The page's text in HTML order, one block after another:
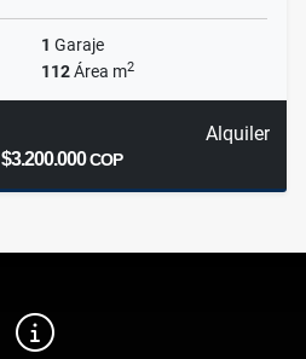
1 Garaje
112Área m2
Alquiler
$3.200.000COP